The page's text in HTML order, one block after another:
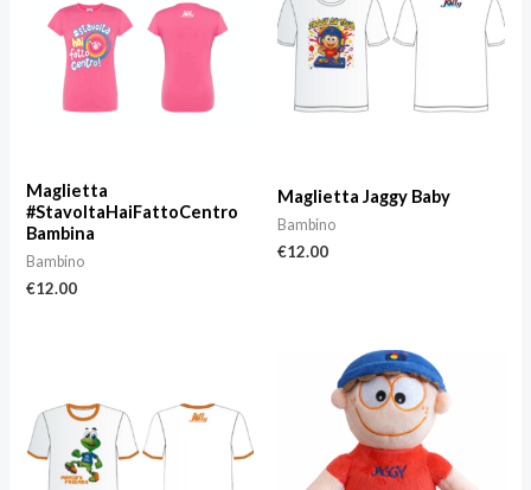
Maglietta
#StavoltaHaiFattoCentro
Bambina
Bambino
€12.00
Maglietta Jaggy Baby
Bambino
€12.00
Fascia
di
prezzo:
€10.00
a
€15.00